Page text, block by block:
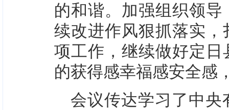
的和谐。加强组织领
续改进作风狠抓落实
项工作，继续做好定
的获得感幸福感安全感
会议传达学习了中